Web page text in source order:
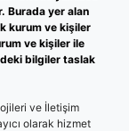
Burada yer alan
kurum ve kişiler
ve kişiler ile
bilgiler taslak
ve İletişim
olarak hizmet